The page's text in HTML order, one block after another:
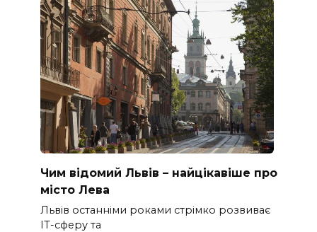
Чим відомий Львів – найцікавіше про
місто Лева
Львів останніми роками стрімко розвиває
ІТ-сферу та